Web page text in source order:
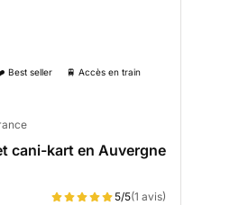
Best seller
🚆 Accès en train
cani-kart en Auvergne
5/5(1 avis)